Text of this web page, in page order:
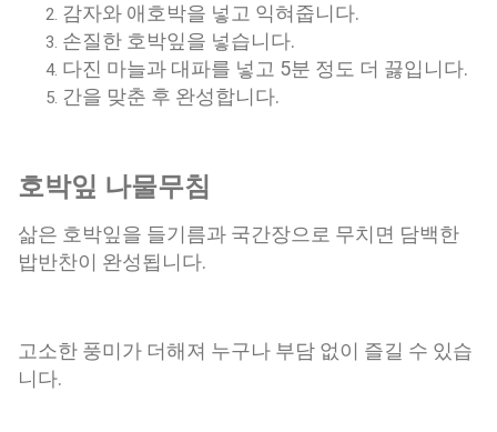
감자와 애호박을 넣고 익혀줍니다.
손질한 호박잎을 넣습니다.
다진 마늘과 대파를 넣고 5분 정도 더 끓입니다.
간을 맞춘 후 완성합니다.
호박잎 나물무침
삶은 호박잎을 들기름과 국간장으로 무치면 담백한
밥반찬이 완성됩니다.
고소한 풍미가 더해져 누구나 부담 없이 즐길 수 있습
니다.